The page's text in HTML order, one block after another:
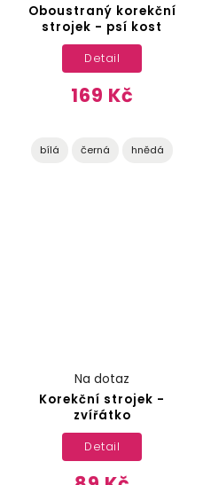
Oboustraný korekční
strojek - psí kost
169 Kč
Detail
bílá černá hnědá
Korekční strojek -
zvířátko
Na dotaz
Detail